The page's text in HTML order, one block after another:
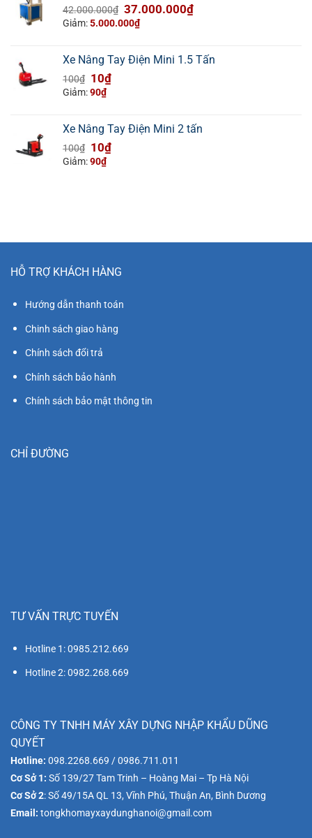
42.000.000₫ Giá
gốc
42.000.000₫.
37.000.000₫Giá
37.000.000₫.
Giảm:5.000.000₫
Xe Nâng Tay Điện Mini 1.5 Tấn
100₫ Giá
gốc
100₫.
10₫Giá
là:
10₫.
Giảm:90₫
Xe Nâng Tay Điện Mini 2 tấn
100₫ Giá
gốc
10₫Giá
Giảm:90₫
HỖ TRỢ KHÁCH HÀNG
Hướng dẫn thanh toán
Chinh sách giao hàng
Chính sách đổi trả
Chính sách bảo hành
Chính sách bảo mật thông tin
CHỈ ĐƯỜNG
TƯ VẤN TRỰC TUYẾN
Hotline 1: 0985.212.669
Hotline 2: 0982.268.669
CÔNG TY TNHH MÁY XÂY DỰNG NHẬP KHẨU DŨNG
QUYẾT
Hotline: 098.2268.669 / 0986.711.011
Cơ Sở 1: Số 139/27 Tam Trinh – Hoàng Mai – Tp Hà Nội
Cơ Sở 2: Số 49/15A QL 13, Vĩnh Phú, Thuận An, Bình Dương
Email: tongkhomayxaydunghanoi@gmail.com